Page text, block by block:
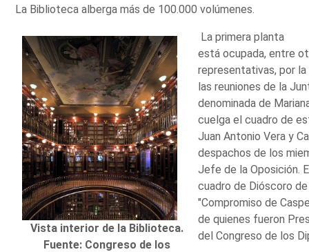
La Biblioteca alberga más de 100.000 volúmenes.
Vista interior de la Biblioteca.
Fuente: Congreso de los
La primera planta
está ocupada, entre
representativas, por
las reuniones de la
denominada de
cuelga el cuadro de
Juan Antonio Vera y
despachos de los
Jefe de la Oposición.
cuadro de Dióscoro
"Compromiso de
de quienes fueron
del Congreso de los